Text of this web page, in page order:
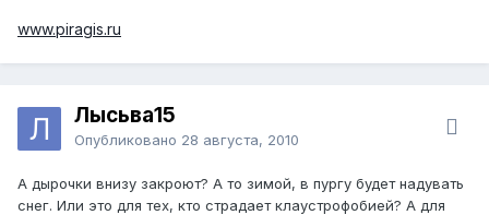
www.piragis.ru
Лысьва15
Опубликовано 28 августа, 2010
А дырочки внизу закроют? А то зимой, в пургу будет надувать
снег. Или это для тех, кто страдает клаустрофобией? А для